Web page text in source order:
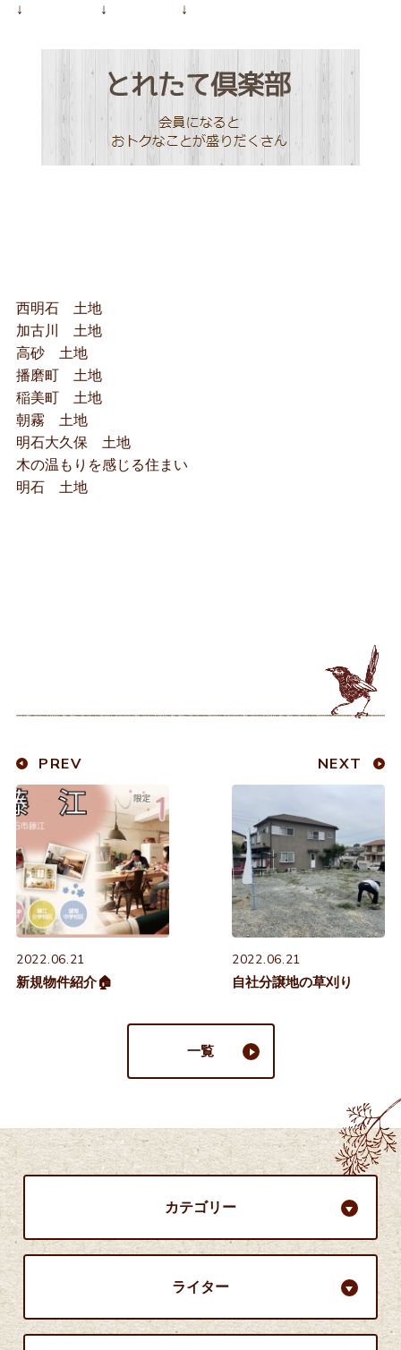
↓ ↓ ↓
西明石 土地
加古川 土地
高砂 土地
播磨町 土地
稲美町 土地
朝霧 土地
明石大久保 土地
木の温もりを感じる住まい
明石 土地
PREV
2022.06.21
新規物件紹介🏠
NEXT
2022.06.21
自社分譲地の草刈り
一覧
カテゴリー
ライター